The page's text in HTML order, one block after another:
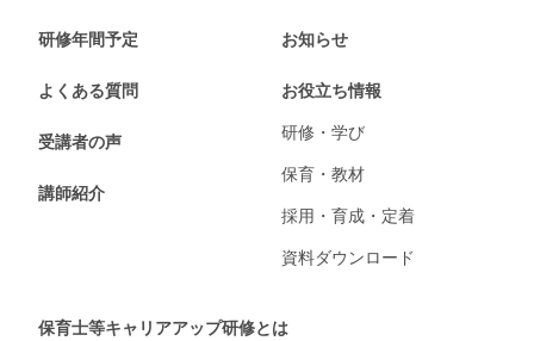
研修年間予定
よくある質問
受講者の声
講師紹介
お知らせ
お役立ち情報
研修・学び
保育・教材
採用・育成・定着
資料ダウンロード
保育士等キャリアアップ研修とは